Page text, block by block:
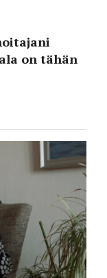
on tähän